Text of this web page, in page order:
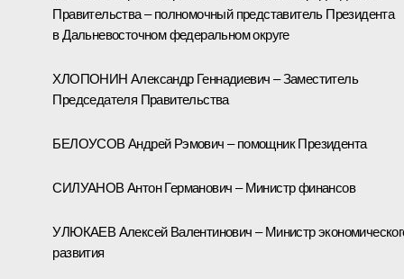
Правительства – полномочный представитель Президента
в Дальневосточном федеральном округе
ХЛОПОНИН Александр Геннадиевич – Заместитель
Председателя Правительства
БЕЛОУСОВ Андрей Рэмович – помощник Президента
СИЛУАНОВ Антон Германович – Министр финансов
УЛЮКАЕВ Алексей Валентинович – Министр
развития